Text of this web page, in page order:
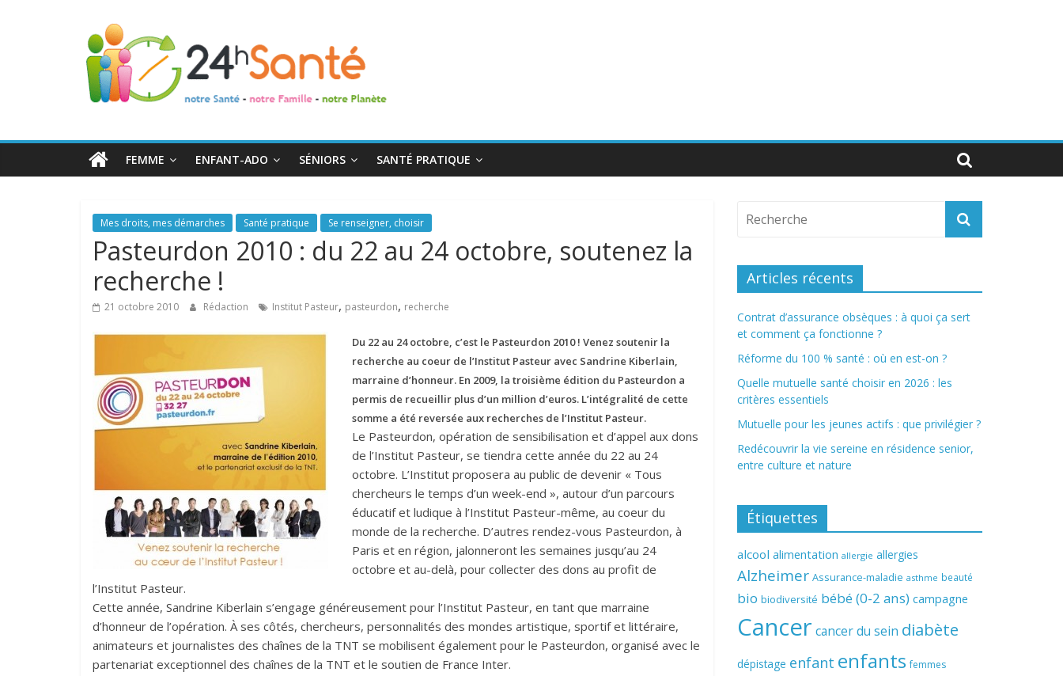
24h
Santé
toute
FEMME ENFANT-ADO SÉNIORS SANTÉ PRATIQUE
Mes droits, mes démarches Santé pratique Se renseigner, choisir
Pasteurdon 2010 : du 22 au 24 octobre, soutenez la
recherche !
21 octobre 2010 Rédaction Institut Pasteur, pasteurdon, recherche
Du 22 au 24 octobre, c’est le Pasteurdon 2010 ! Venez soutenir la
recherche au coeur de l’Institut Pasteur avec Sandrine Kiberlain,
marraine d’honneur. En 2009, la troisième édition du Pasteurdon a
permis de recueillir plus d’un million d’euros. L’intégralité de cette
somme a été reversée aux recherches de l’Institut Pasteur.
Le Pasteurdon, opération de sensibilisation et d’appel aux dons
de l’Institut Pasteur, se tiendra cette année du 22 au 24
octobre. L’Institut proposera au public de devenir « Tous
chercheurs le temps d’un week-end », autour d’un parcours
éducatif et ludique à l’Institut Pasteur-même, au coeur du
monde de la recherche. D’autres rendez-vous Pasteurdon, à
Paris et en région, jalonneront les semaines jusqu’au 24
octobre et au-delà, pour collecter des dons au profit de
l’Institut Pasteur.
Cette année, Sandrine Kiberlain s’engage généreusement pour l’Institut Pasteur, en tant que marraine
d’honneur de l’opération. À ses côtés, chercheurs, personnalités des mondes artistique, sportif et littéraire,
animateurs et journalistes des chaînes de la TNT se mobilisent également pour le Pasteurdon, organisé avec le
partenariat exceptionnel des chaînes de la TNT et le soutien de France Inter.
Articles récents
Contrat d’assurance obsèques : à quoi ça sert
et comment ça fonctionne ?
Réforme du 100 % santé : où en est-on ?
Quelle mutuelle santé choisir en 2026 : les
critères essentiels
Mutuelle pour les jeunes actifs : que privilégier ?
Redécouvrir la vie sereine en résidence senior,
entre culture et nature
Étiquettes
alcool alimentation allergie allergies
Alzheimer Assurance-maladie asthme beauté
bio biodiversité bébé (0-2 ans) campagne
Cancer cancer du sein diabète
dépistage enfant enfants femmes